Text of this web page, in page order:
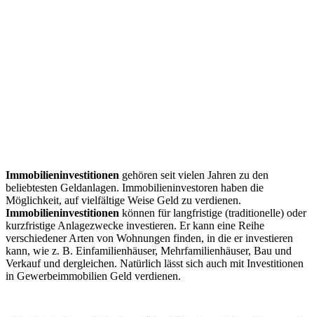
Immobilieninvestitionen gehören seit vielen Jahren zu den
beliebtesten Geldanlagen. Immobilieninvestoren haben die
Möglichkeit, auf vielfältige Weise Geld zu verdienen.
Immobilieninvestitionen können für langfristige (traditionelle) oder
kurzfristige Anlagezwecke investieren. Er kann eine Reihe
verschiedener Arten von Wohnungen finden, in die er investieren
kann, wie z. B. Einfamilienhäuser, Mehrfamilienhäuser, Bau und
Verkauf und dergleichen. Natürlich lässt sich auch mit Investitionen
in Gewerbeimmobilien Geld verdienen.